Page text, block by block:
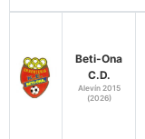
Beti-Ona
C.D.
Alevín 2015
(2026)